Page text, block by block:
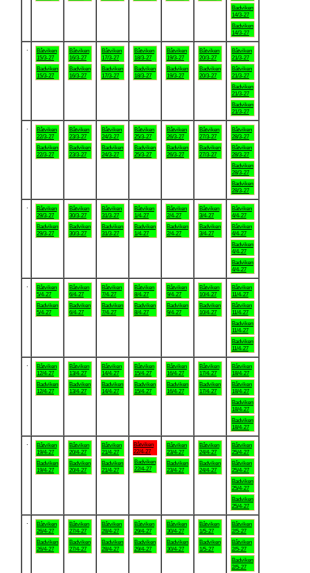
Badviken
14/3-27
Badviken
14/3-27
Båtviken
15/3-27
Badviken
15/3-27
Båtviken
16/3-27
Badviken
16/3-27
Båtviken
17/3-27
Badviken
17/3-27
Båtviken
18/3-27
Badviken
18/3-27
Båtviken
19/3-27
Badviken
19/3-27
Båtviken
20/3-27
Badviken
20/3-27
Båtviken
21/3-27
Båtviken
21/3-27
Badviken
21/3-27
Badviken
21/3-27
Båtviken
22/3-27
Badviken
22/3-27
Båtviken
23/3-27
Badviken
23/3-27
Båtviken
24/3-27
Badviken
24/3-27
Båtviken
25/3-27
Badviken
25/3-27
Båtviken
26/3-27
Badviken
26/3-27
Båtviken
27/3-27
Badviken
27/3-27
Båtviken
28/3-27
Båtviken
28/3-27
Badviken
28/3-27
Badviken
28/3-27
Båtviken
29/3-27
Badviken
29/3-27
Båtviken
30/3-27
Badviken
30/3-27
Båtviken
31/3-27
Badviken
31/3-27
Båtviken
1/4-27
Badviken
1/4-27
Båtviken
2/4-27
Badviken
2/4-27
Båtviken
3/4-27
Badviken
3/4-27
Båtviken
4/4-27
Båtviken
4/4-27
Badviken
4/4-27
Badviken
4/4-27
Båtviken
5/4-27
Badviken
5/4-27
Båtviken
6/4-27
Badviken
6/4-27
Båtviken
7/4-27
Badviken
7/4-27
Båtviken
8/4-27
Badviken
8/4-27
Båtviken
9/4-27
Badviken
9/4-27
Båtviken
10/4-27
Badviken
10/4-27
Båtviken
11/4-27
Båtviken
11/4-27
Badviken
11/4-27
Badviken
11/4-27
Båtviken
12/4-27
Badviken
12/4-27
Båtviken
13/4-27
Badviken
13/4-27
Båtviken
14/4-27
Badviken
14/4-27
Båtviken
15/4-27
Badviken
15/4-27
Båtviken
16/4-27
Badviken
16/4-27
Båtviken
17/4-27
Badviken
17/4-27
Båtviken
18/4-27
Båtviken
18/4-27
Badviken
18/4-27
Badviken
18/4-27
Båtviken
19/4-27
Badviken
19/4-27
Båtviken
20/4-27
Badviken
20/4-27
Båtviken
21/4-27
Badviken
21/4-27
Båtviken
22/4-27
Badviken
22/4-27
Båtviken
23/4-27
Badviken
23/4-27
Båtviken
24/4-27
Badviken
24/4-27
Båtviken
25/4-27
Båtviken
25/4-27
Badviken
25/4-27
Badviken
25/4-27
Båtviken
26/4-27
Badviken
26/4-27
Båtviken
27/4-27
Badviken
27/4-27
Båtviken
28/4-27
Badviken
28/4-27
Båtviken
29/4-27
Badviken
29/4-27
Båtviken
30/4-27
Badviken
30/4-27
Båtviken
1/5-27
Badviken
1/5-27
Båtviken
2/5-27
Båtviken
2/5-27
Badviken
2/5-27